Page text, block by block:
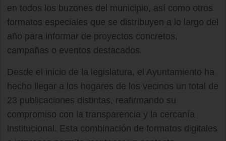
en todos los buzones del municipio, así como otros
formatos especiales que se distribuyen a lo largo del
año para informar de proyectos concretos,
campañas o eventos destacados.
Desde el inicio de la legislatura, el Ayuntamiento ha
hecho llegar a los hogares de los vecinos un total de
23 publicaciones distintas, reafirmando su
compromiso con la transparencia y la cercanía
institucional. Esta combinación de formatos digitales